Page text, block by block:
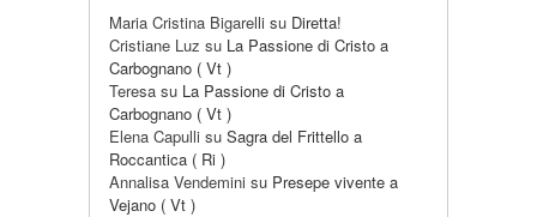
Maria Cristina Bigarelli su Diretta!
Cristiane Luz su La Passione di Cristo a
Carbognano ( Vt )
Teresa su La Passione di Cristo a
Carbognano ( Vt )
Elena Capulli su Sagra del Frittello a
Roccantica ( Ri )
Annalisa Vendemini su Presepe vivente a
Vejano ( Vt )